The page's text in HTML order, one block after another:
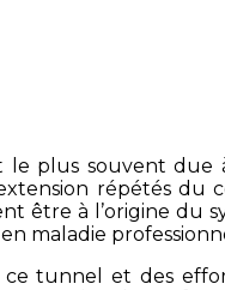
le plus souvent due
répétés du
être à l’origine du
maladie
tunnel et des